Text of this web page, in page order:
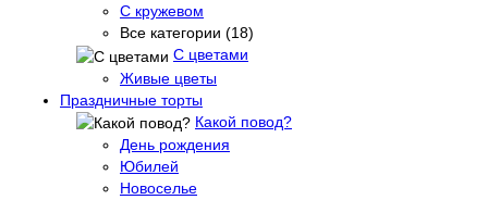
С кружевом
Все категории (18)
С цветами
Живые цветы
Праздничные торты
Какой повод?
День рождения
Юбилей
Новоселье